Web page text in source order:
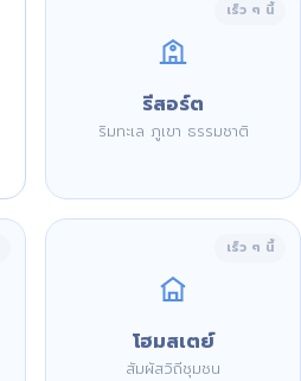
เร็ว ๆ นี้
รีสอร์ต
ริมทะเล ภูเขา ธรรมชาติ
เร็ว ๆ นี้
โฮมสเตย์
สัมผัสวิถีชุมชน